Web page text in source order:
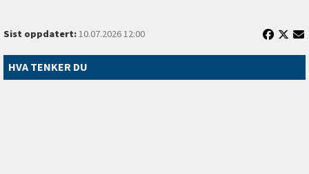
Sist oppdatert:10.07.2026 12:00
HVA TENKER DU